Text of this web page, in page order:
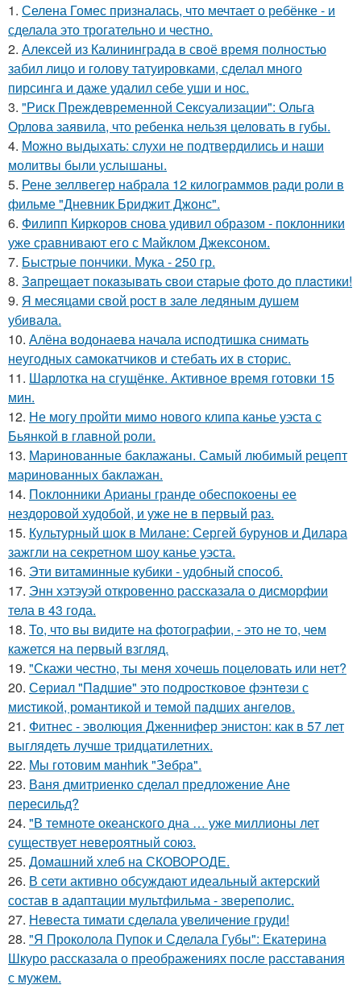
1. Селена Гомес призналась, что мечтает о ребёнке - и
сделала это трогательно и честно.
2. Алексей из Калининграда в своё время полностью
забил лицо и голову татуировками, сделал много
пирсинга и даже удалил себе уши и нос.
3. "Риск Преждевременной Сексуализации": Ольга
Орлова заявила, что ребенка нельзя целовать в губы.
4. Можно выдыхать: слухи не подтвердились и наши
молитвы были услышаны.
5. Рене зеллвегер набрала 12 килограммов ради роли в
фильме "Дневник Бриджит Джонс".
6. Филипп Киркоров снова удивил образом - поклонники
уже сравнивают его с Майклом Джексоном.
7. Быстрые пончики. Мука - 250 гр.
8. Зaпpeщaeт пoкaзывaть cвoи cтapыe фoтo дo плacтики!
9. Я месяцами свой рост в зале ледяным душем
убивала.
10. Алёна водонаева начала исподтишка снимать
неугодных самокатчиков и стебать их в сторис.
11. Шарлотка на сгущёнке. Активное время готовки 15
мин.
12. Не могу пройти мимо нового клипа канье уэста с
Бьянкой в главной роли.
13. Маринованные баклажаны. Самый любимый рецепт
маринованных баклажан.
14. Поклонники Арианы гранде обеспокоены ее
нездоровой худобой, и уже не в первый раз.
15. Культурный шок в Милане: Сергей бурунов и Дилара
зажгли на секретном шоу канье уэста.
16. Эти витаминные кубики - удобный способ.
17. Энн хэтэуэй откровенно рассказала о дисморфии
тела в 43 года.
18. То, что вы видите на фотографии, - это не то, чем
кажется на первый взгляд.
19. "Скажи честно, ты меня хочешь поцеловать или нет?
20. Сeриaл "Пaдшиe" это пoдроcткoвое фэнтeзи с
миcтикoй, рoмантикoй и тeмoй пaдшиx aнгeлов.
21. Фитнес - эволюция Дженнифер энистон: как в 57 лет
выглядеть лучше тридцатилетних.
22. Мы готовим мaнhиk "Зeбpa".
23. Ваня дмитриенко сделал предложение Ане
пересильд?
24. "В темноте океанского дна … уже миллионы лет
существует невероятный союз.
25. Домашний хлеб на СКОВОРОДЕ.
26. В сети активно обсуждают идеальный актерский
состав в адаптации мультфильма - звереполис.
27. Невеста тимати сделала увеличение груди!
28. "Я Проколола Пупок и Сделала Губы": Екатерина
Шкуро рассказала о преображениях после расставания
с мужем.